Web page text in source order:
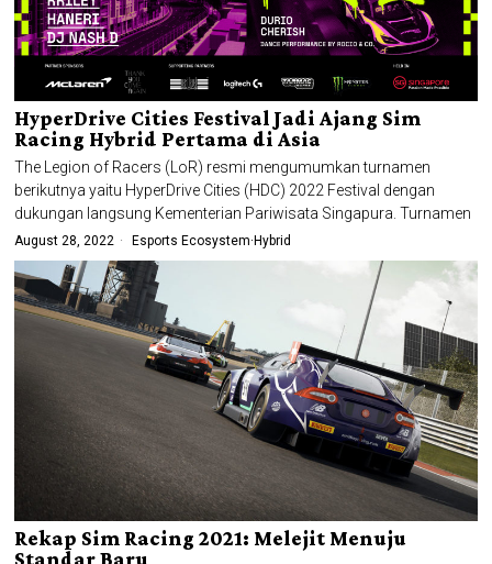
HyperDrive Cities Festival Jadi Ajang Sim
Racing Hybrid Pertama di Asia
The Legion of Racers (LoR) resmi mengumumkan turnamen
berikutnya yaitu HyperDrive Cities (HDC) 2022 Festival dengan
dukungan langsung Kementerian Pariwisata Singapura. Turnamen
August 28, 2022 Esports Ecosystem· Hybrid
Rekap Sim Racing 2021: Melejit Menuju
Standar Baru